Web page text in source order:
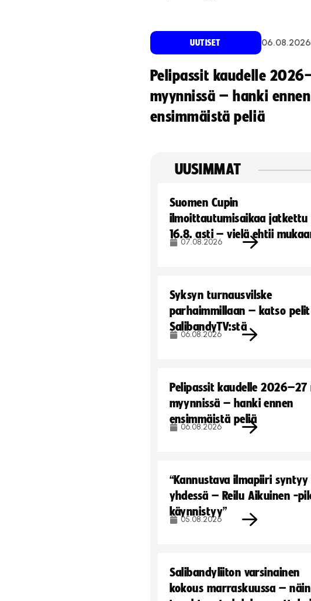
UUTISET 06.08.2026
Pelipassit kaudelle
myynnissä – hanki ennen
ensimmäistä peliä
UUSIMMAT
Suomen Cupin
ilmoittautumisaikaa jatkettu
16.8. asti – vielä ehtii
07.08.2026
Syksyn turnausvilske
parhaimmillaan – katso pelit
SalibandyTV:stä
06.08.2026
Pelipassit kaudelle
myynnissä – hanki ennen
ensimmäistä peliä
06.08.2026
“Kannustava ilmapiiri syntyy
yhdessä – Reilu Aikuinen -
käynnistyy”
05.08.2026
Salibandyliiton varsinainen
kokous marraskuussa – näin